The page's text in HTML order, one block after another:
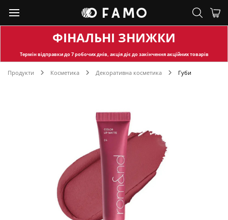
ФІНАЛЬНІ ЗНИЖКИ
Термін відправкидо 7 робочих днів, акція діє до закінчення акційних товарів
Продукти Косметика Декоративна косметика Губи